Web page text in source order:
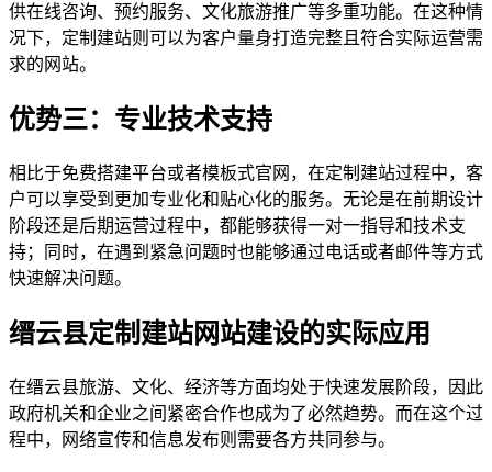
供在线咨询、预约服务、文化旅游推广等多重功能。在这种情
况下，定制建站则可以为客户量身打造完整且符合实际运营需
求的网站。
优势三：专业技术支持
相比于免费搭建平台或者模板式官网，在定制建站过程中，客
户可以享受到更加专业化和贴心化的服务。无论是在前期设计
阶段还是后期运营过程中，都能够获得一对一指导和技术支
持；同时，在遇到紧急问题时也能够通过电话或者邮件等方式
快速解决问题。
缙云县定制建站网站建设的实际应用
在缙云县旅游、文化、经济等方面均处于快速发展阶段，因此
政府机关和企业之间紧密合作也成为了必然趋势。而在这个过
程中，网络宣传和信息发布则需要各方共同参与。